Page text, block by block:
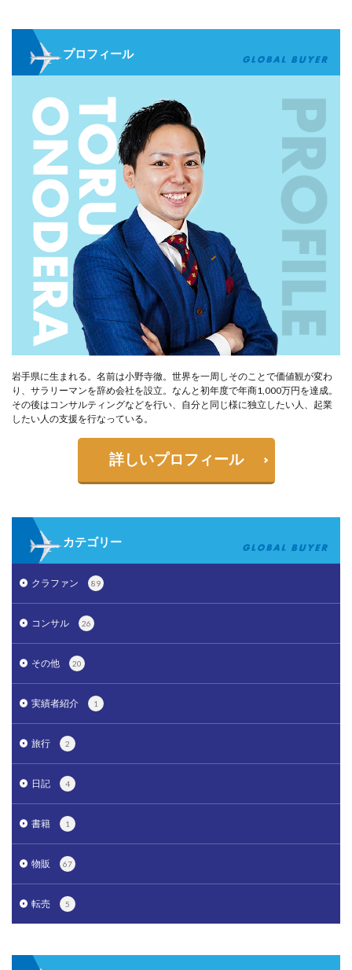
プロフィール
岩手県に生まれる。名前は小野寺徹。世界を一周しそのことで価値観が変わ
り、サラリーマンを辞め会社を設立。なんと初年度で年商1,000万円を達成。
その後はコンサルティングなどを行い、自分と同じ様に独立したい人、起業
したい人の支援を行なっている。
詳しいプロフィール
カテゴリー
クラファン 89
コンサル 26
その他 20
実績者紹介 1
旅行 2
日記 4
書籍 1
物販 67
転売 5